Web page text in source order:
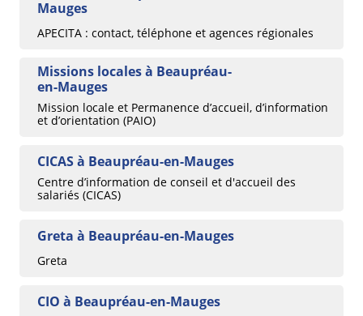
Mauges
APECITA : contact, téléphone et agences régionales
Missions locales à Beaupréau-
en-Mauges
Mission locale et Permanence d’accueil, d’information
et d’orientation (PAIO)
CICAS à Beaupréau-en-Mauges
Centre d’information de conseil et d'accueil des
salariés (CICAS)
Greta à Beaupréau-en-Mauges
Greta
CIO à Beaupréau-en-Mauges